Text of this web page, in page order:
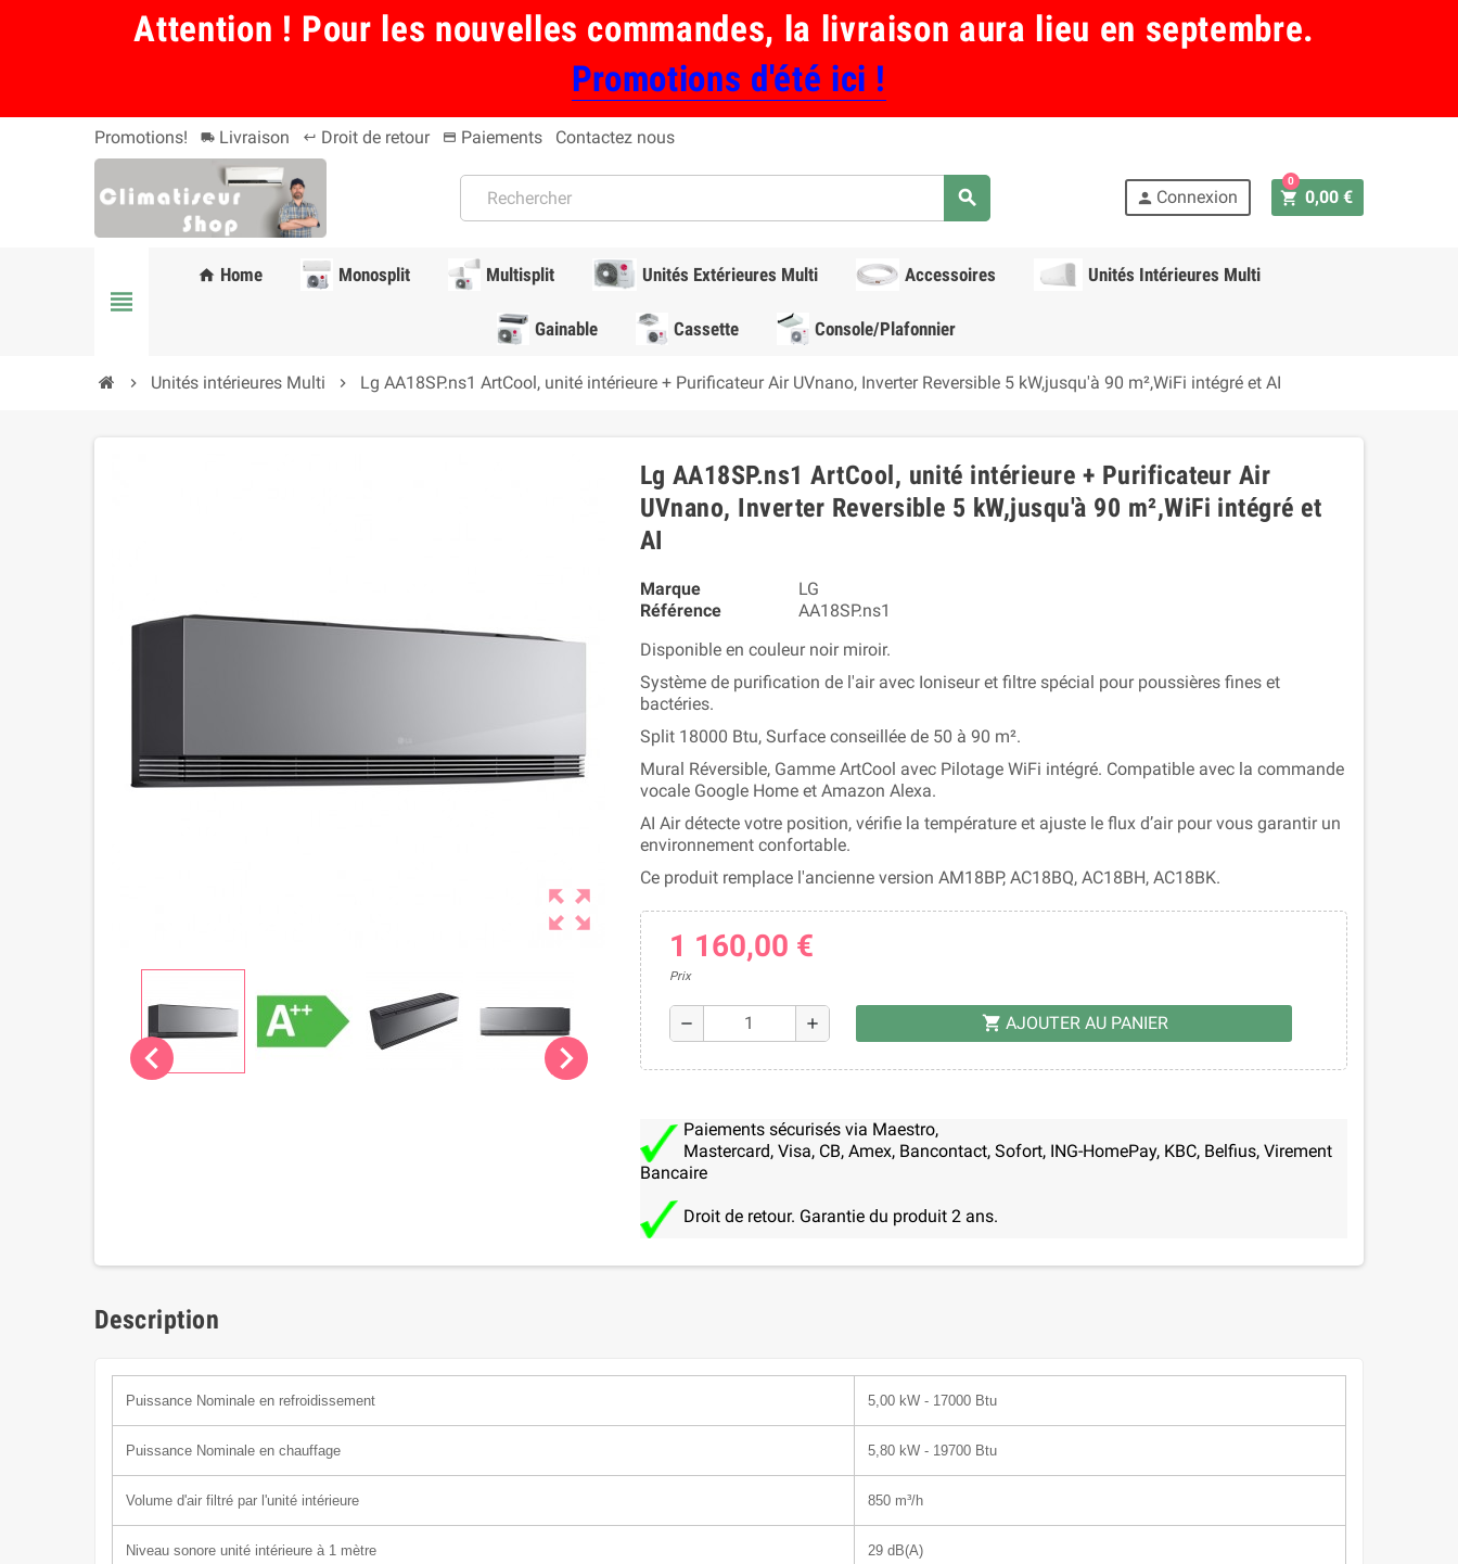
Attention ! Pour les nouvelles commandes, la livraison aura lieu en septembre.
Promotions d'été ici !
Promotions! local_shipping Livraison keyboard_return Droit de retour payment Paiements Contactez nous
search person Connexion shopping_cart 0,00 €
0
view_headline
home Home Monosplit Multisplit Unités Extérieures Multi Accessoires Unités Intérieures Multi
Gainable Cassette Console/Plafonnier
chevron_right Unités intérieures Multi chevron_right Lg AA18SP.ns1 ArtCool, unité intérieure + Purificateur Air UVnano, Inverter Reversible 5 kW,jusqu'à 90 m²,WiFi intégré et AI
zoom_out_map
chevron_left chevron_right
Lg AA18SP.ns1 ArtCool, unité intérieure + Purificateur Air
UVnano, Inverter Reversible 5 kW,jusqu'à 90 m²,WiFi intégré et
AI
Marque
LG
Référence
AA18SP.ns1
Disponible en couleur noir miroir.
Système de purification de l'air avec Ioniseur et filtre spécial pour poussières fines et
bactéries.
Split 18000 Btu, Surface conseillée de 50 à 90 m².
Mural Réversible, Gamme ArtCool avec Pilotage WiFi intégré. Compatible avec la commande
vocale Google Home et Amazon Alexa.
AI Air détecte votre position, vérifie la température et ajuste le flux d’air pour vous garantir un
environnement confortable.
Ce produit remplace l'ancienne version AM18BP, AC18BQ, AC18BH, AC18BK.
1 160,00 €
Prix
remove add shopping_cart AJOUTER AU PANIER
Paiements sécurisés via Maestro,
Mastercard, Visa, CB, Amex, Bancontact, Sofort, ING-HomePay, KBC, Belfius, Virement
Bancaire
Droit de retour. Garantie du produit 2 ans.
Description
Puissance Nominale en refroidissement 5,00 kW - 17000 Btu
Puissance Nominale en chauffage 5,80 kW - 19700 Btu
Volume d'air filtré par l'unité intérieure 850 m³/h
Niveau sonore unité intérieure à 1 mètre 29 dB(A)